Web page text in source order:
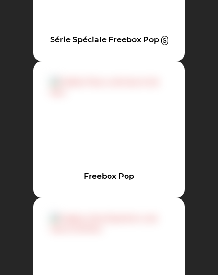
Série Spéciale Freebox Pop
Freebox Pop